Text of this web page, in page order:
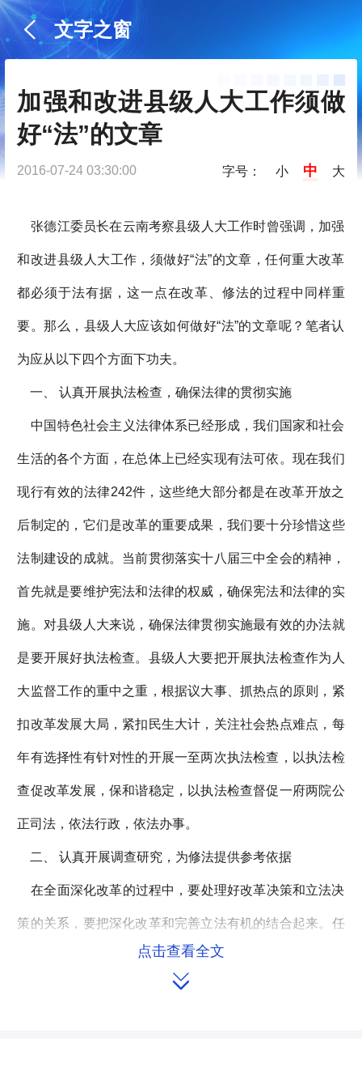
文字之窗
加强和改进县级人大工作须做
好“法”的文章
2016-07-24 03:30:00 字号： 小 中 大
张德江委员长在云南考察县级人大工作时曾强调，加强
和改进县级人大工作，须做好“法”的文章，任何重大改革
都必须于法有据，这一点在改革、修法的过程中同样重
要。那么，县级人大应该如何做好“法”的文章呢？笔者认
为应从以下四个方面下功夫。
一、 认真开展执法检查，确保法律的贯彻实施
中国特色社会主义法律体系已经形成，我们国家和社会
生活的各个方面，在总体上已经实现有法可依。现在我们
现行有效的法律242件，这些绝大部分都是在改革开放之
后制定的，它们是改革的重要成果，我们要十分珍惜这些
法制建设的成就。当前贯彻落实十八届三中全会的精神，
首先就是要维护宪法和法律的权威，确保宪法和法律的实
施。对县级人大来说，确保法律贯彻实施最有效的办法就
是要开展好执法检查。县级人大要把开展执法检查作为人
大监督工作的重中之重，根据议大事、抓热点的原则，紧
扣改革发展大局，紧扣民生大计，关注社会热点难点，每
年有选择性有针对性的开展一至两次执法检查，以执法检
查促改革发展，保和谐稳定，以执法检查督促一府两院公
正司法，依法行政，依法办事。
二、 认真开展调查研究，为修法提供参考依据
在全面深化改革的过程中，要处理好改革决策和立法决
策的关系，要把深化改革和完善立法有机的结合起来。任
何改革必须于法有据。要先立法、后行动，法无授权不可
为。根据宪法规定，除自治县外县级人大还没有立法权，
点击查看全文
